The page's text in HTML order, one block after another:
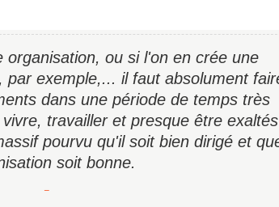
organisation, ou si l'on en crée une
par exemple,... il faut absolument
dans une période de temps très
travailler et presque être exaltés
pourvu qu'il soit bien dirigé et
soit bonne.
−